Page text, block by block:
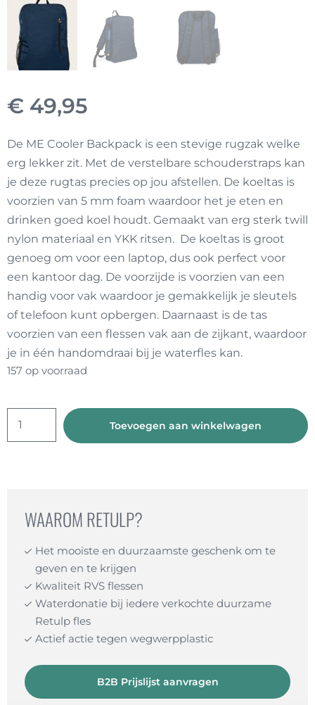
€ 49,95
De ME Cooler Backpack is een stevige rugzak welke
erg lekker zit. Met de verstelbare schouderstraps kan
je deze rugtas precies op jou afstellen. De koeltas is
voorzien van 5 mm foam waardoor het je eten en
drinken goed koel houdt. Gemaakt van erg sterk twill
nylon materiaal en YKK ritsen. De koeltas is groot
genoeg om voor een laptop, dus ook perfect voor
een kantoor dag. De voorzijde is voorzien van een
handig voor vak waardoor je gemakkelijk je sleutels
of telefoon kunt opbergen. Daarnaast is de tas
voorzien van een flessen vak aan de zijkant, waardoor
je in één handomdraai bij je waterfles kan.
157 op voorraad
Rugzak
Toevoegen aan winkelwagen
WAAROM RETULP?
Het mooiste en duurzaamste geschenk om te
geven en te krijgen
Kwaliteit RVS flessen
Waterdonatie bij iedere verkochte duurzame
Retulp fles
Actief actie tegen wegwerpplastic
B2B Prijslijst aanvragen